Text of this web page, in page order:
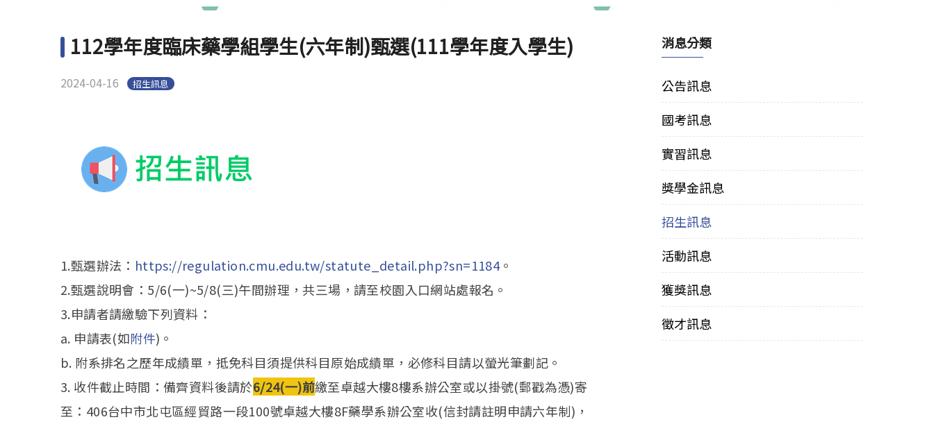
112學年度臨床藥學組學生(六年制)甄選(111學年度入學生)
2024-04-16 招生訊息
1.甄選辦法： https://regulation.cmu.edu.tw/statute_detail.php?sn=1184。
2.甄選說明會：5/6(一)~5/8(三)午間辦理，共三場，請至校園入口網站處報名。
3.申請者請繳驗下列資料：
a. 申請表(如附件)。
b. 附系排名之歷年成績單，抵免科目須提供科目原始成績單，必修科目請以螢光筆劃記。
3. 收件截止時間：備齊資料後請於6/24(一)前繳至卓越大樓8樓系辦公室或以掛號(郵戳為憑)寄
至：406台中市北屯區經貿路一段100號卓越大樓8F藥學系辦公室收(信封請註明申請六年制)，
消息分類
公告訊息
國考訊息
實習訊息
獎學金訊息
招生訊息
活動訊息
獲獎訊息
徵才訊息